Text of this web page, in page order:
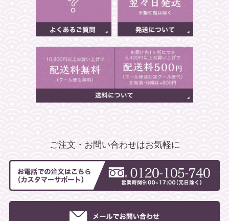
ご注文・お問い合わせはお気軽に